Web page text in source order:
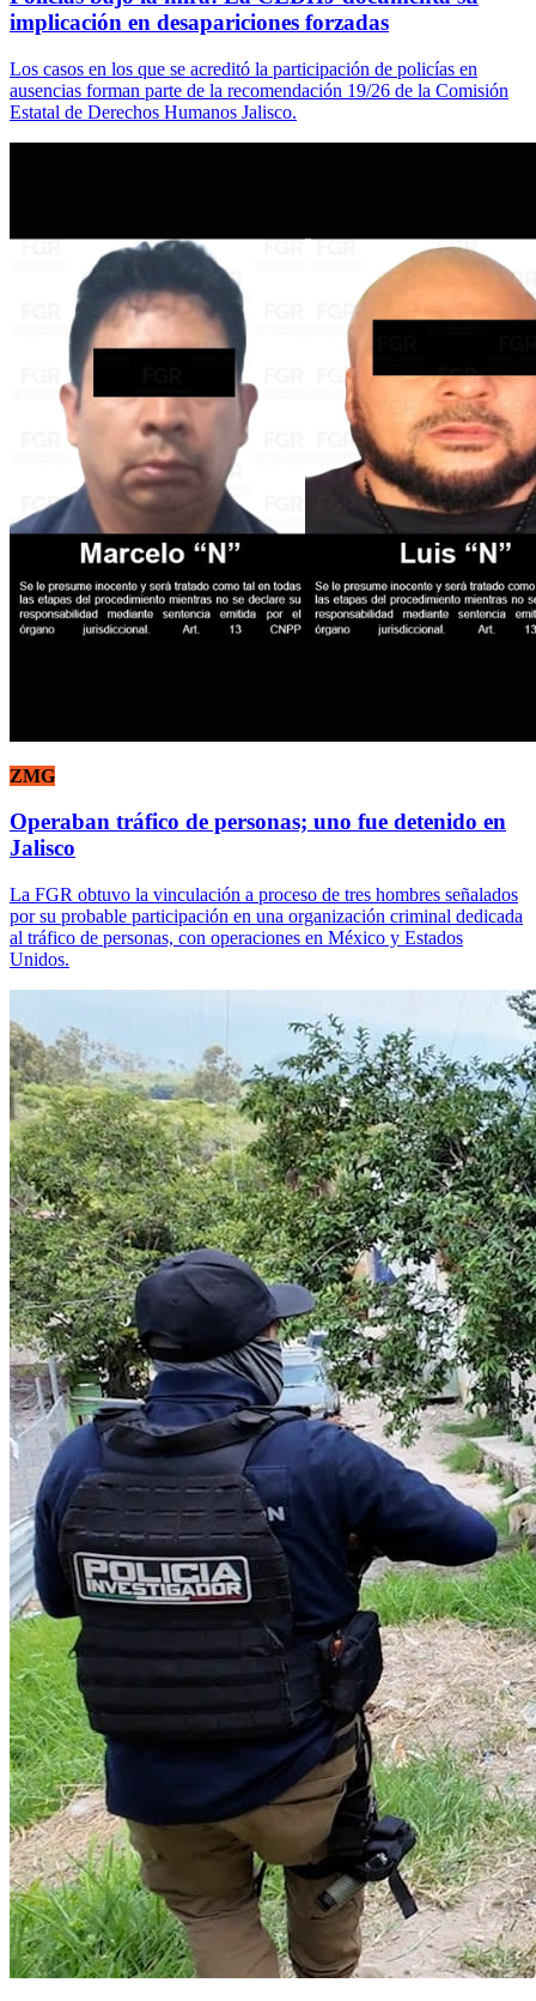
implicación en desapariciones forzadas
Los casos en los que se acreditó la participación de policías en
ausencias forman parte de la recomendación 19/26 de la Comisión
Estatal de Derechos Humanos Jalisco.
ZMG
Operaban tráfico de personas; uno fue detenido en
Jalisco
La FGR obtuvo la vinculación a proceso de tres hombres señalados
por su probable participación en una organización criminal dedicada
al tráfico de personas, con operaciones en México y Estados
Unidos.